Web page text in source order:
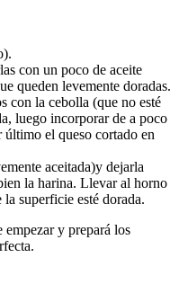
con un poco de aceite
queden levemente doradas.
con la cebolla (que no esté
luego incorporar de a poco
el queso cortado en
aceitada)y dejarla
la harina. Llevar al horno
superficie esté dorada.
empezar y prepará los